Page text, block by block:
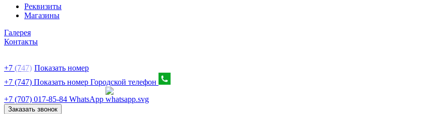
Реквизиты
Магазины
Галерея
Контакты
+7 (747) Показать номер
+7 (747) Показать номер Городской телефон
+7 (707) 017-85-84 WhatsApp
Заказать звонок